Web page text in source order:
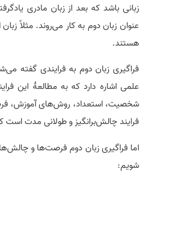
زبانی باشد که بعد از زبان مادری
عنوان زبان دوم به کار می‌روند. مثلاً
هستند.
فراگیری زبان دوم به فرایندی گفته
علمی اشاره دارد که به مطالعهٔ این
شخصیت، استعداد، روش‌های آموزش،
فرایند چالش‌برانگیز و طولانی مدت
اما فراگیری زبان دوم فرصت‌ها و
شویم: